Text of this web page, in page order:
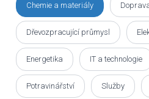
Chemie a materiály
Dřevozpracující průmysl
Energetika IT a technologie
Potravinářství Služby